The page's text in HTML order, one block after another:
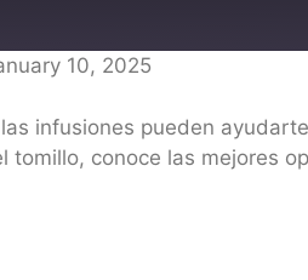
10, 2025
infusiones pueden
conoce las mejores